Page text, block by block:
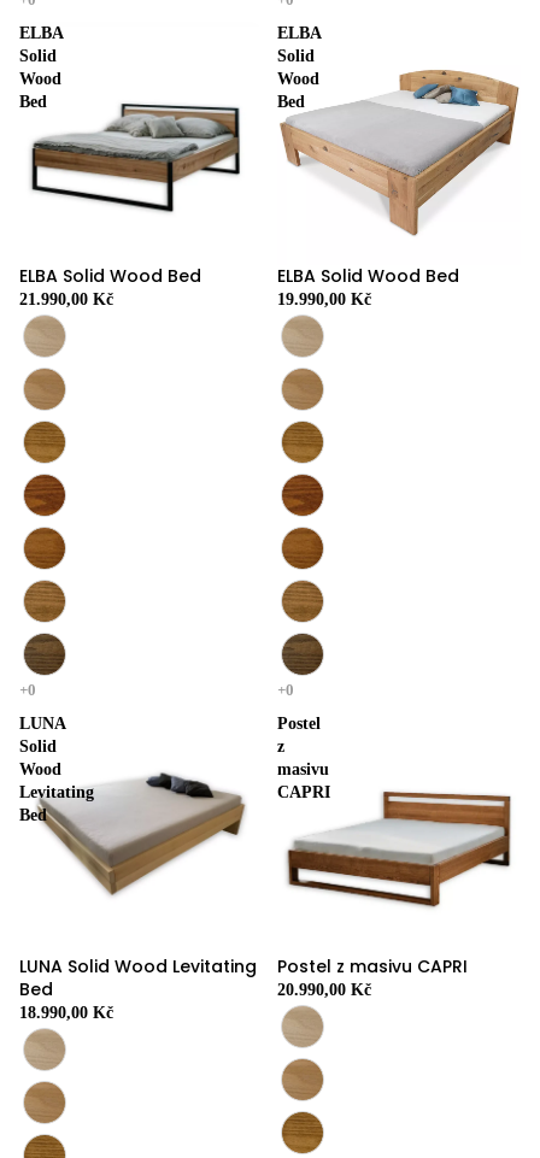
ELBA
Solid
Wood
Bed
ELBA Solid Wood Bed
21.990,00 Kč
ELBA
Solid
Wood
Bed
ELBA Solid Wood Bed
19.990,00 Kč
LUNA
Solid
Wood
Levitating
Bed
LUNA Solid Wood Levitating
Bed
18.990,00 Kč
Postel
z
masivu
CAPRI
Postel z masivu CAPRI
20.990,00 Kč